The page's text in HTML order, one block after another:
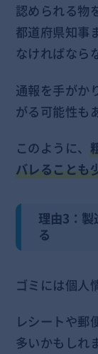
認められる物
都道府県知事
なければなら
通報を手がか
がる可能性も
このように、
バレることも
理由3：
る
ゴミには個人
レシートや郵
多いかもしれ